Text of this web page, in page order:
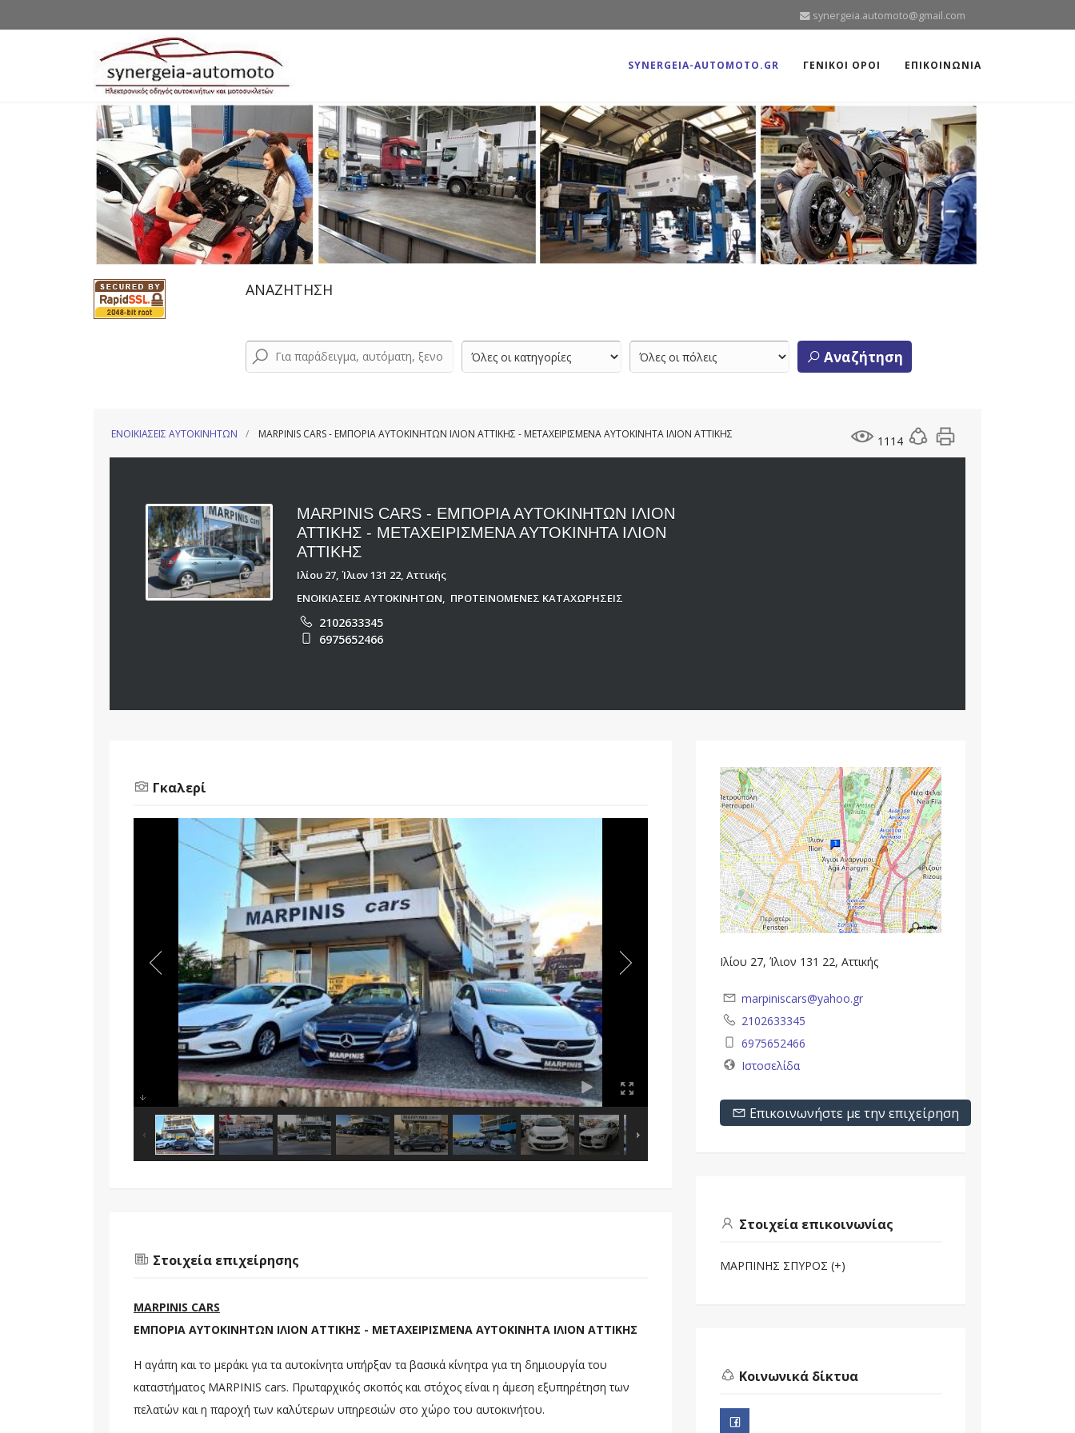
synergeia.automoto@gmail.com
SYNERGEIA-AUTOMOTO.GR ΓΕΝΙΚΟΙ ΟΡΟΙ ΕΠΙΚΟΙΝΩΝΙΑ
ΑΝΑΖΗΤΗΣΗ
Αναζήτηση
1114
ΕΝΟΙΚΙΑΣΕΙΣ ΑΥΤΟΚΙΝΗΤΩΝ MARPINIS CARS - ΕΜΠΟΡΙΑ ΑΥΤΟΚΙΝΗΤΩΝ ΙΛΙΟΝ ΑΤΤΙΚΗΣ - ΜΕΤΑΧΕΙΡΙΣΜΕΝΑ ΑΥΤΟΚΙΝΗΤΑ ΙΛΙΟΝ ΑΤΤΙΚΗΣ
MARPINIS CARS - ΕΜΠΟΡΙΑ ΑΥΤΟΚΙΝΗΤΩΝ ΙΛΙΟΝ
ΑΤΤΙΚΗΣ - ΜΕΤΑΧΕΙΡΙΣΜΕΝΑ ΑΥΤΟΚΙΝΗΤΑ ΙΛΙΟΝ
ΑΤΤΙΚΗΣ
Ιλίου 27, Ίλιον 131 22, Αττικής
ΕΝΟΙΚΙΑΣΕΙΣ ΑΥΤΟΚΙΝΗΤΩΝ
ΠΡΟΤΕΙΝΟΜΕΝΕΣ ΚΑΤΑΧΩΡΗΣΕΙΣ
2102633345
6975652466
Γκαλερί
Στοιχεία επιχείρησης
MARPINIS CARS
ΕΜΠΟΡΙΑ ΑΥΤΟΚΙΝΗΤΩΝ ΙΛΙΟΝ ΑΤΤΙΚΗΣ - ΜΕΤΑΧΕΙΡΙΣΜΕΝΑ ΑΥΤΟΚΙΝΗΤΑ ΙΛΙΟΝ ΑΤΤΙΚΗΣ
Η αγάπη και το μεράκι για τα αυτοκίνητα υπήρξαν τα βασικά κίνητρα για τη δημιουργία του
καταστήματος MARPINIS cars. Πρωταρχικός σκοπός και στόχος είναι η άμεση εξυπηρέτηση των
πελατών και η παροχή των καλύτερων υπηρεσιών στο χώρο του αυτοκινήτου.
Ιλίου 27, Ίλιον 131 22, Αττικής
marpiniscars@yahoo.gr
2102633345
6975652466
Ιστοσελίδα
Επικοινωνήστε με την επιχείρηση
Στοιχεία επικοινωνίας
ΜΑΡΠΙΝΗΣ ΣΠΥΡΟΣ (+)
Κοινωνικά δίκτυα